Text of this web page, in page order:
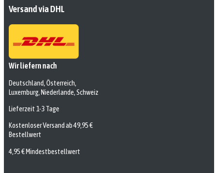
Versand via DHL
Wir liefern nach
Deutschland, Österreich,
Luxemburg, Niederlande, Schweiz
Lieferzeit 1-3 Tage
Kostenloser Versand ab 49,95 €
Bestellwert
4,95 € Mindestbestellwert